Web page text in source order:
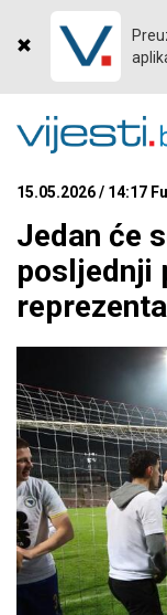
15.05.2026 / 14:17
Jedan će
posljednji